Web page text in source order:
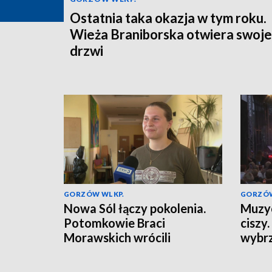
Ostatnia taka okazja w tym roku.
Wieża Braniborska otwiera swoje
drzwi
GORZÓW WLKP.
Nowa Sól łączy pokolenia.
Potomkowie Braci
Morawskich wrócili